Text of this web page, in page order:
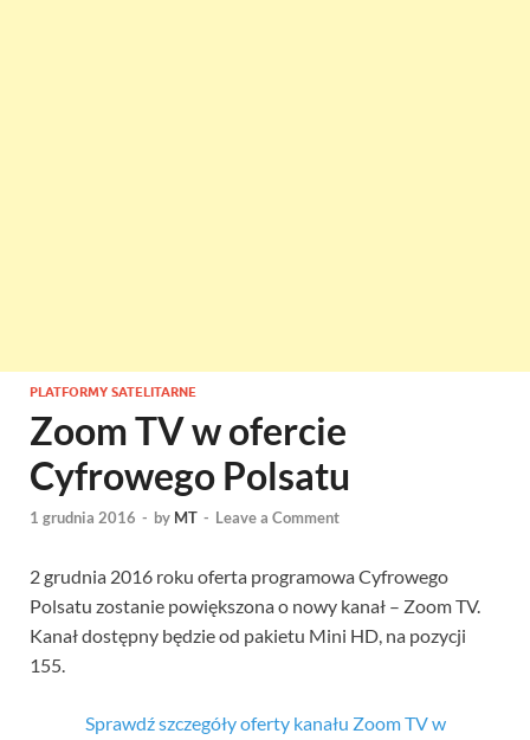
PLATFORMY SATELITARNE
Zoom TV w ofercie
Cyfrowego Polsatu
1 grudnia 2016 - by MT - Leave a Comment
2 grudnia 2016 roku oferta programowa Cyfrowego
Polsatu zostanie powiększona o nowy kanał – Zoom TV.
Kanał dostępny będzie od pakietu Mini HD, na pozycji
155.
Sprawdź szczegóły oferty kanału Zoom TV w